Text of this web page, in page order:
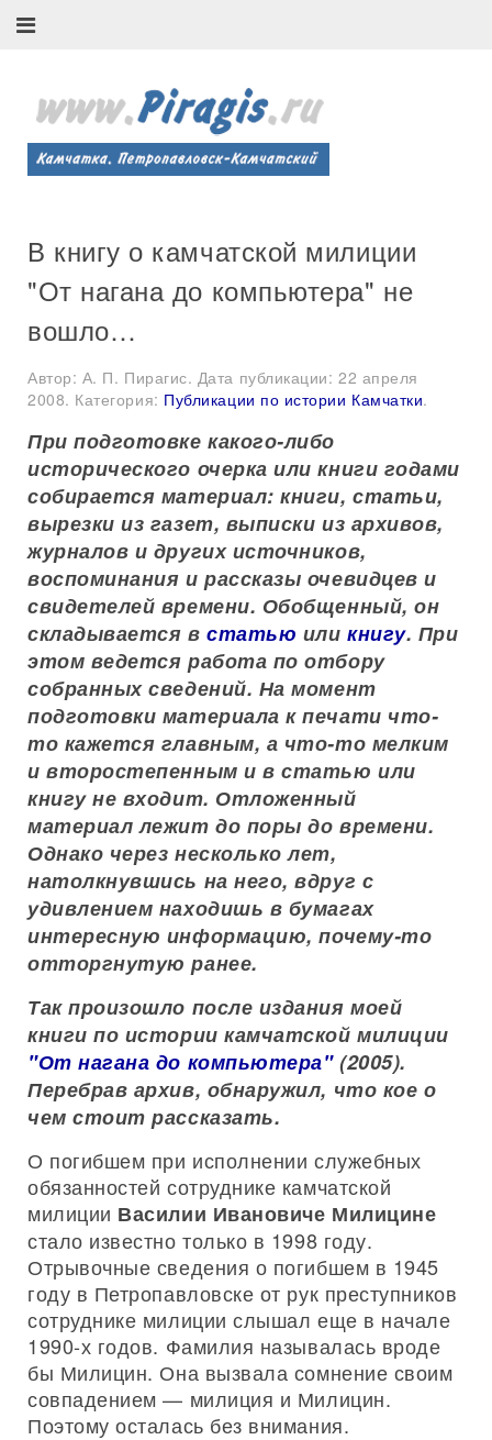
В книгу о камчатской милиции
"От нагана до компьютера" не
вошло…
Автор: А. П. Пирагис. Дата публикации:22 апреля
2008. Категория: Публикации по истории Камчатки.
При подготовке какого-либо
исторического очерка или книги годами
собирается материал: книги, статьи,
вырезки из газет, выписки из архивов,
журналов и других источников,
воспоминания и рассказы очевидцев и
свидетелей времени. Обобщенный, он
складывается встатью иликнигу. При
этом ведется работа по отбору
собранных сведений. На момент
подготовки материала к печати что-
то кажется главным, а что-то мелким
и второстепенным и в статью или
книгу не входит. Отложенный
материал лежит до поры до времени.
Однако через несколько лет,
натолкнувшись на него, вдруг с
удивлением находишь в бумагах
интересную информацию, почему-то
отторгнутую ранее.
Так произошло после издания моей
книги по истории камчатской милиции
"От нагана до компьютера"(2005).
Перебрав архив, обнаружил, что кое о
чем стоит рассказать.
О погибшем при исполнении служебных
обязанностей сотруднике камчатской
милиции Василии Ивановиче Милицине
стало известно только в 1998 году.
Отрывочные сведения о погибшем в 1945
году в Петропавловске от рук преступников
сотруднике милиции слышал еще в начале
1990-х годов. Фамилия называлась вроде
бы Милицин. Она вызвала сомнение своим
совпадением — милиция и Милицин.
Поэтому осталась без внимания.